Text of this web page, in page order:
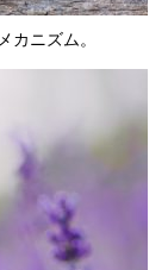
カニズム。